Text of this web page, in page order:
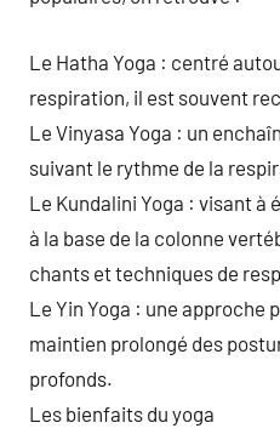
Le Hatha Yoga : centré
respiration, il est souvent
Le Vinyasa Yoga : un
suivant le rythme de la
Le Kundalini Yoga : visant à
à la base de la colonne
chants et techniques de
Le Yin Yoga : une approche
maintien prolongé des
profonds.
Les bienfaits du yoga